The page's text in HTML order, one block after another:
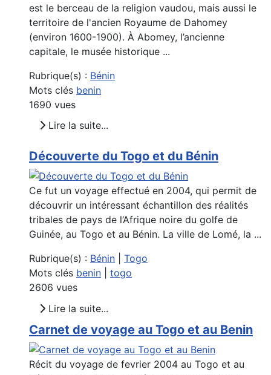
est le berceau de la religion vaudou, mais aussi le
territoire de l'ancien Royaume de Dahomey
(environ 1600-1900). À Abomey, l’ancienne
capitale, le musée historique ...
Rubrique(s) : Bénin
Mots clés benin
1690 vues
Lire la suite...
Découverte du Togo et du Bénin
Ce fut un voyage effectué en 2004, qui permit de
découvrir un intéressant échantillon des réalités
tribales de pays de l’Afrique noire du golfe de
Guinée, au Togo et au Bénin. La ville de Lomé, la ...
Rubrique(s) : Bénin
Togo
Mots clés benin
togo
2606 vues
Lire la suite...
Carnet de voyage au Togo et au Benin
Récit du voyage de fevrier 2004 au Togo et au